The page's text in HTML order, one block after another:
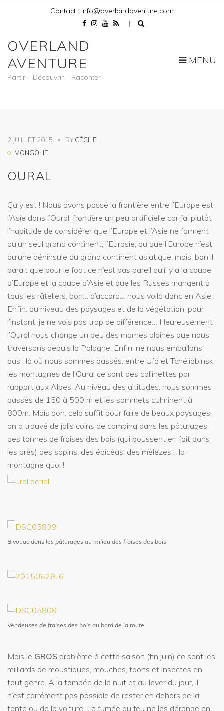
Contact : info@overlandaventure.com
OVERLAND
AVENTURE
Partir – Découvrir – Raconter
MENU
2 JUILLET 2015 BY CÉCILE
MONGOLIE
OURAL
Ça y est ! Nous avons passé la frontière entre l’Europe est
l’Asie dans l’Oural, frontière un peu artificielle car j’ai plutôt
l’habitude de considérer que l’Europe et l’Asie ne forment
qu’un seul grand continent, l’Eurasie, ou que l’Europe n’est
qu’une péninsule du grand continent asiatique, mais, bon il
parait que pour le foot ce n’est pas pareil qu’il y a la coupe
d’Europe et la coupe d’Asie et que les Russes mangent à
tous les râteliers, bon… d’accord… nous voilà donc en Asie !
Enfin, au niveau des paysages et de la végétation, pour
l’instant, je ne vois pas trop de différence… Heureusement
l’Oural nous change un peu des mornes plaines que nous
traversons depuis la Pologne. Enfin, ne nous emballons
pas : là où nous sommes passés, entre Ufa et Tchéliabinsk,
les montagnes de l’Oural ce sont des collinettes par
rapport aux Alpes. Au niveau des altitudes, nous sommes
passés de 150 à 500 m et les sommets culminent à
800m. Mais bon, cela suffit pour faire de beaux paysages,
on a trouvé de jolis coins de camping dans les pâturages,
des tonnes de fraises des bois (qui poussent en fait dans
les prés) des sapins, des épicéas, des mélèzes… la
montagne quoi !
Bivouac dans les pâturages au milieu des fraises des bois
Vendeuses de fraises des bois au bord de la route
Mais le GROS problème à cette saison (fin juin) ce sont les
milliards de moustiques, mouches, taons et insectes en
tout genre. A la tombée de la nuit et au lever du jour, il
n’est carrément pas possible de rester en dehors de la
tente ou de la voiture. La fumée du feu ne les dérange en